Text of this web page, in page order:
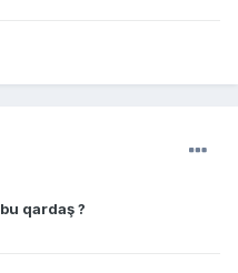
bu qardaş ?